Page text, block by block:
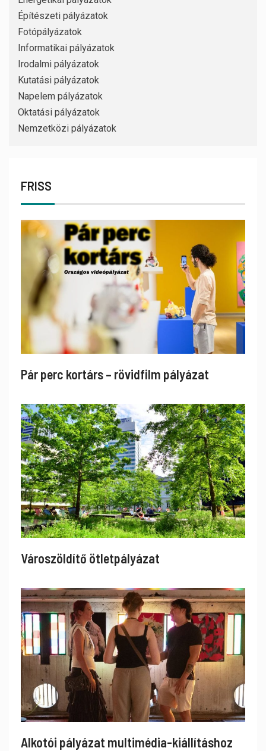
Építészeti pályázatok
Fotópályázatok
Informatikai pályázatok
Irodalmi pályázatok
Kutatási pályázatok
Napelem pályázatok
Oktatási pályázatok
Nemzetközi pályázatok
FRISS
Pár perc kortárs – rövidfilm pályázat
Városzöldítő ötletpályázat
Alkotói pályázat multimédia-kiállításhoz